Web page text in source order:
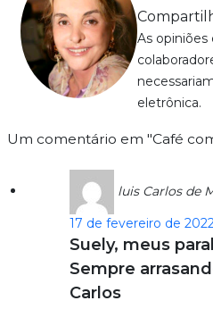
As
eletrônica.
Um comentário em "Café
luis Carlos de
17 de fevereiro de
Suely, meus
Sempre
Carlos